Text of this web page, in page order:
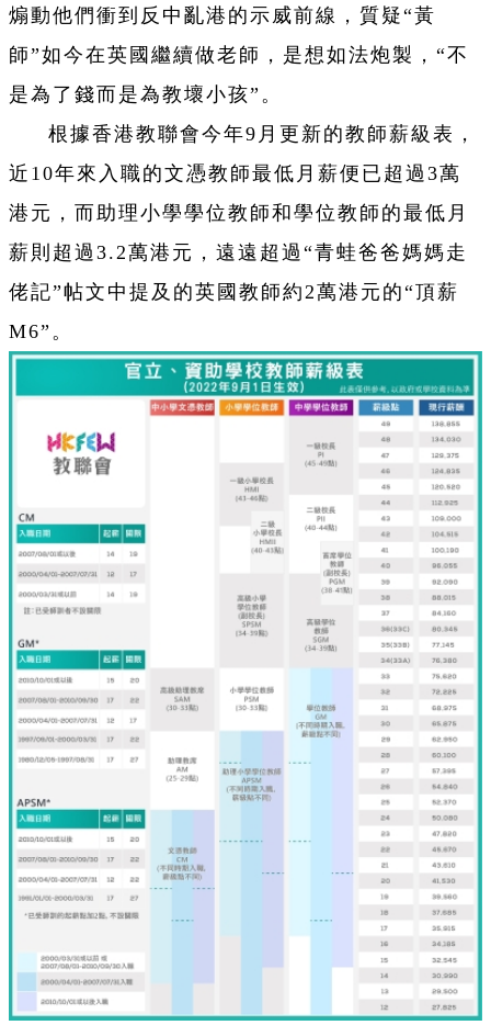
煽動他們衝到反中亂港的示威前線，質疑“黃
師”如今在英國繼續做老師，是想如法炮製，“不
是為了錢而是為教壞小孩”。
根據香港教聯會今年9月更新的教師薪級表，
近10年來入職的文憑教師最低月薪便已超過3萬
港元，而助理小學學位教師和學位教師的最低月
薪則超過3.2萬港元，遠遠超過“青蛙爸爸媽媽走
佬記”帖文中提及的英國教師約2萬港元的“頂薪
M6”。